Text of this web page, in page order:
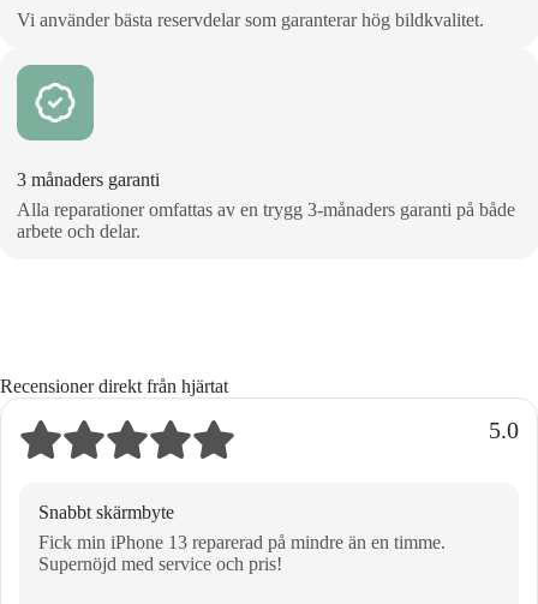
Vi använder bästa reservdelar som garanterar hög bildkvalitet.
3 månaders garanti
Alla reparationer omfattas av en trygg 3‑månaders garanti på både
arbete och delar.
Recensioner direkt från hjärtat
5.0
Snabbt skärmbyte
Fick min iPhone 13 reparerad på mindre än en timme.
Supernöjd med service och pris!